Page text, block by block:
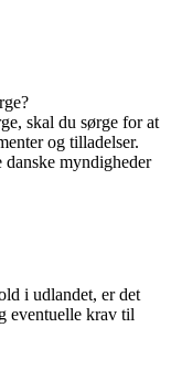
skal du sørge for at
og tilladelser.
myndigheder
i udlandet, er det
eventuelle krav til